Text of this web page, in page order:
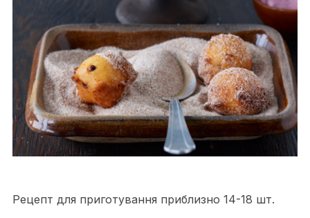
Рецепт для приготування приблизно 14-18 шт.